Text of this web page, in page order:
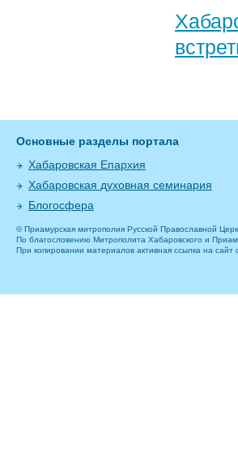
Основные разделы портала
Хабаровская Епархия
Хабаровская духовная семинария
Блогосфера
© Приамурская митрополия Русской Православной
По благословению Митрополита Хабаровского и
При копировании материалов активная ссылка на сайт